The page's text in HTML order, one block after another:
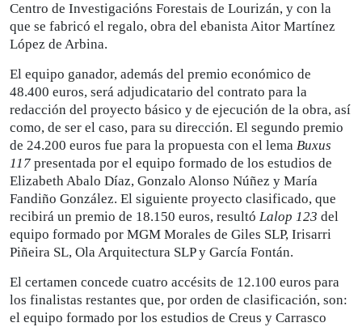
Centro de Investigacións Forestais de Lourizán, y con la
que se fabricó el regalo, obra del ebanista Aitor Martínez
López de Arbina.
El equipo ganador, además del premio económico de
48.400 euros, será adjudicatario del contrato para la
redacción del proyecto básico y de ejecución de la obra, así
como, de ser el caso, para su dirección. El segundo premio
de 24.200 euros fue para la propuesta con el lema Buxus
117 presentada por el equipo formado de los estudios de
Elizabeth Abalo Díaz, Gonzalo Alonso Núñez y María
Fandiño González. El siguiente proyecto clasificado, que
recibirá un premio de 18.150 euros, resultó Lalop 123 del
equipo formado por MGM Morales de Giles SLP, Irisarri
Piñeira SL, Ola Arquitectura SLP y García Fontán.
El certamen concede cuatro accésits de 12.100 euros para
los finalistas restantes que, por orden de clasificación, son:
el equipo formado por los estudios de Creus y Carrasco